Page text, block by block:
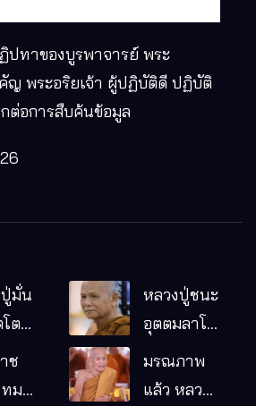
ปทาของบูรพาจารย์ พระ
ญ พระอริยเจ้า ผู้ปฏิบัติดี ปฏิบัติ
ต่อการสืบค้นข้อมูล
มั่น
ต
ยเจ้า
ดา
หลวงปู่ชนะ
อุตตมลาโภ
หมากอื๋อ
ช
ม
มรณภาพ
แล้ว หลวง